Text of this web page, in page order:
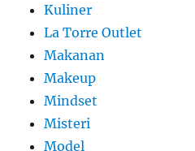
Kuliner
La Torre Outlet
Makanan
Makeup
Mindset
Misteri
Model